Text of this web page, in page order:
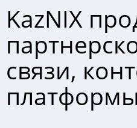
KazNIХ
связи,